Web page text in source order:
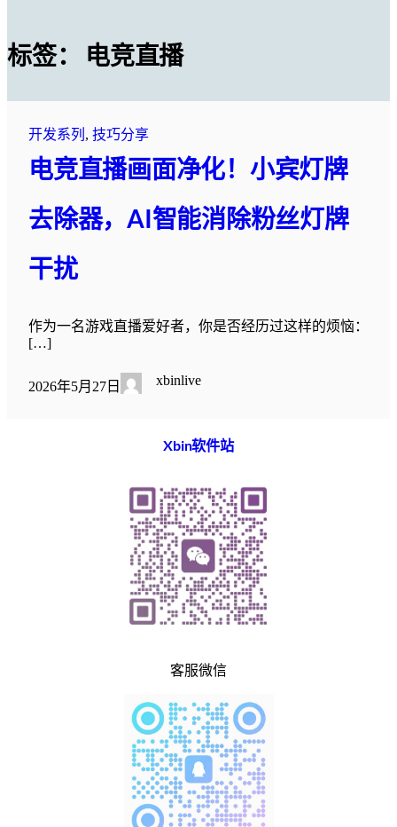
标签： 电竞直播
开发系列 , 技巧分享
电竞直播画面净化！小宾灯牌
去除器，AI智能消除粉丝灯牌
干扰
作为一名游戏直播爱好者，你是否经历过这样的烦恼：
[…]
2026年5月27日 xbinlive
Xbin软件站
客服微信